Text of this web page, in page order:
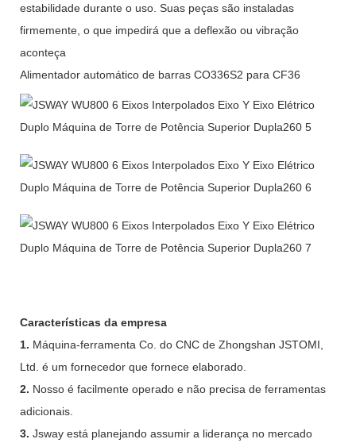
estabilidade durante o uso. Suas peças são instaladas
firmemente, o que impedirá que a deflexão ou vibração
aconteça
Alimentador automático de barras CO336S2 para CF36
Características da empresa
1. Máquina-ferramenta Co. do CNC de Zhongshan JSTOMI,
Ltd. é um fornecedor que fornece elaborado.
2. Nosso é facilmente operado e não precisa de ferramentas
adicionais.
3. Jsway está planejando assumir a liderança no mercado